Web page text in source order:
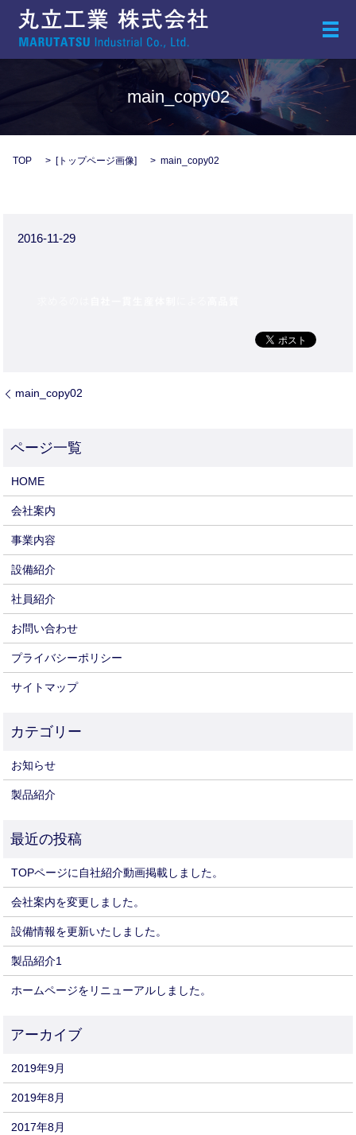
メ
main_copy02
TOP [トップページ画像] main_copy02
2016-11-29
main_copy02
HOME
会社案内
事業内容
設備紹介
社員紹介
お問い合わせ
プライバシーポリシー
サイトマップ
お知らせ
製品紹介
TOPページに自社紹介動画掲載しました。
会社案内を変更しました。
設備情報を更新いたしました。
製品紹介1
ホームページをリニューアルしました。
2019年9月
2019年8月
2017年8月